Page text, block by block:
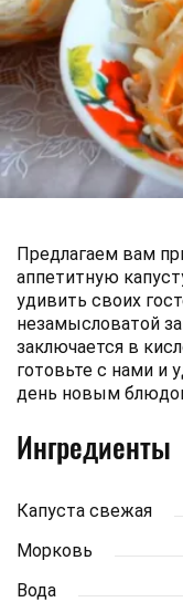
Предлагаем вам
аппетитную
удивить своих
незамысловатой
заключается в
готовьте с нами и
день новым
Ингредиенты
Капуста свежая
Морковь
Вода